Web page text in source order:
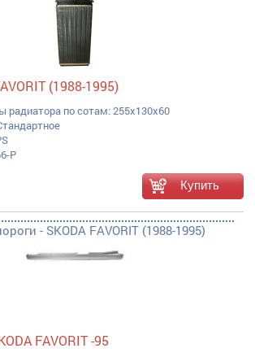
(1988-1995)
радиатора по сотам: 255x130x60
P
- SKODA FAVORIT (1988-1995)
FAVORIT -95